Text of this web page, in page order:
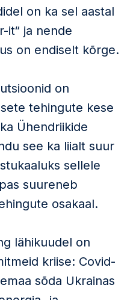
on ka sel aastal
it“ ja nende
on endiselt kõrge.
on
tehingute kese
Ühendriikide
see ka liialt suur
sellele
suureneb
osakaal.
lähikuudel on
kriise: Covid-
sõda Ukrainas